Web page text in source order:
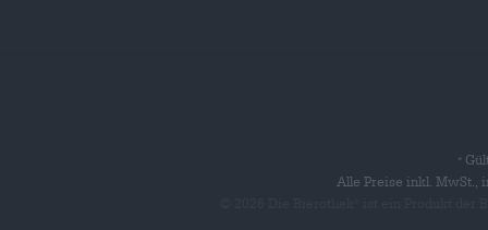
*
Alle Preise inkl. MwSt.,